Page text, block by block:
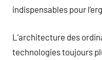
indispensables pour
L’architecture des
technologies toujours